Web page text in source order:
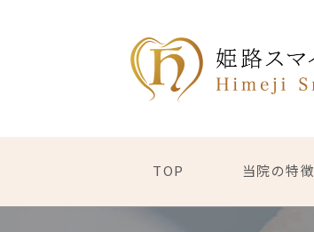
TOP 当院の特徴